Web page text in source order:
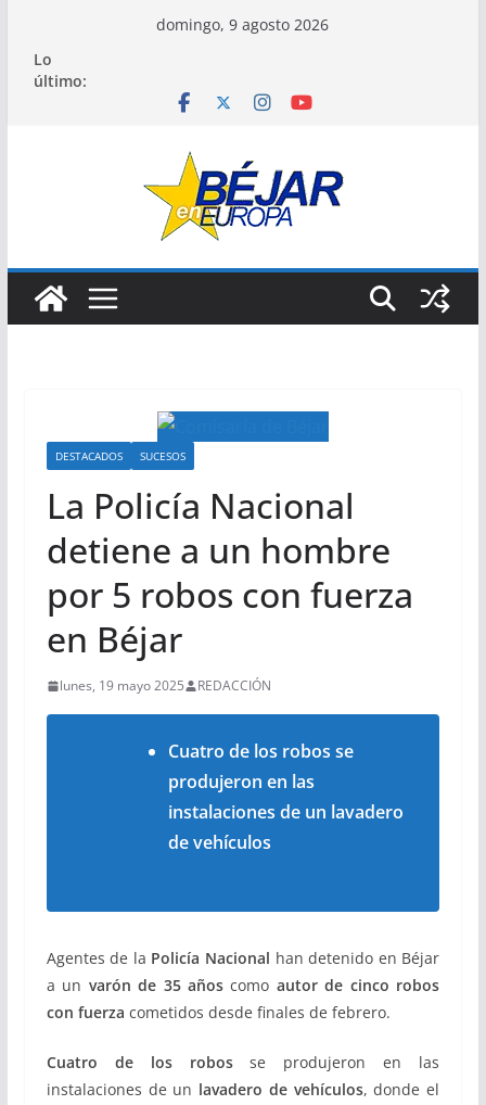
contenido
domingo, 9 agosto 2026
Lo
último:
DESTACADOS SUCESOS
La Policía Nacional
detiene a un hombre
por 5 robos con fuerza
en Béjar
lunes, 19 mayo 2025 REDACCIÓN
Cuatro de los robos se
produjeron en las
instalaciones de un lavadero
de vehículos
Agentes de la Policía Nacional han detenido en Béjar
a un varón de 35 años como autor de cinco robos
con fuerza cometidos desde finales de febrero.
Cuatro de los robosse produjeron en las
instalaciones de un lavadero de vehículos, donde el